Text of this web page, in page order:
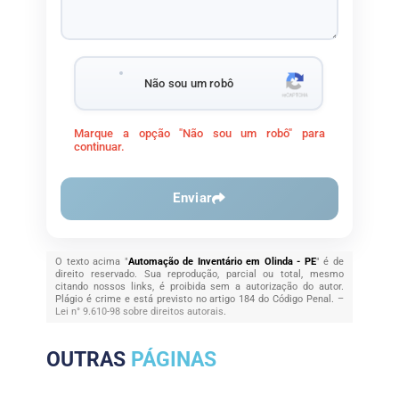
Não sou um robô
Marque a opção "Não sou um robô" para
continuar.
Enviar
O texto acima "Automação de Inventário em Olinda - PE" é de
direito reservado. Sua reprodução, parcial ou total, mesmo
citando nossos links, é proibida sem a autorização do autor.
Plágio é crime e está previsto no artigo 184 do Código Penal. –
Lei n° 9.610-98 sobre direitos autorais.
OUTRAS PÁGINAS